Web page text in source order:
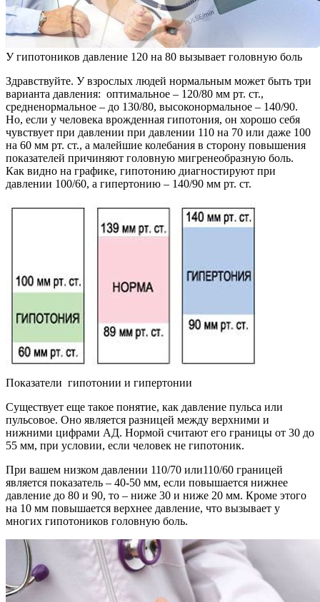
У гипотоников давление 120 на 80 вызывает головную боль
Здравствуйте. У взрослых людей нормальным может быть три
варианта давления: оптимальное – 120/80 мм рт. ст.,
средненормальное – до 130/80, высоконормальное – 140/90.
Но, если у человека врожденная гипотония, он хорошо себя
чувствует при давлении при давлении 110 на 70 или даже 100
на 60 мм рт. ст., а малейшие колебания в сторону повышения
показателей причиняют головную мигренеобразную боль.
Как видно на графике, гипотонию диагностируют при
давлении 100/60, а гипертонию – 140/90 мм рт. ст.
Показатели гипотонии и гипертонии
Существует еще такое понятие, как давление пульса или
пульсовое. Оно является разницей между верхними и
нижними цифрами АД. Нормой считают его границы от 30 до
55 мм, при условии, если человек не гипотоник.
При вашем низком давлении 110/70 или110/60 границей
является показатель – 40-50 мм, если повышается нижнее
давление до 80 и 90, то – ниже 30 и ниже 20 мм. Кроме этого
на 10 мм повышается верхнее давление, что вызывает у
многих гипотоников головную боль.